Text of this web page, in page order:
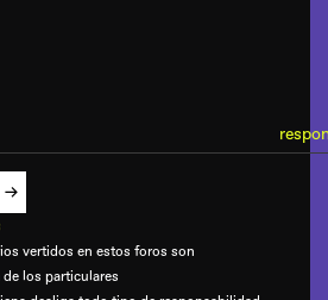
vertidos en estos foros son
los particulares